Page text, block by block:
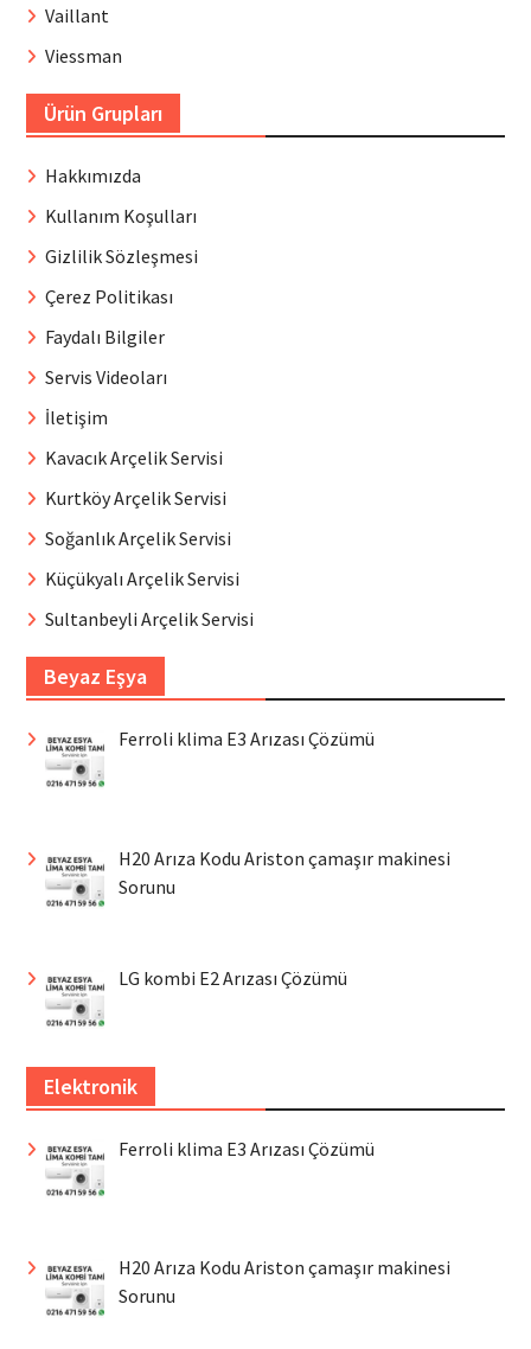
Vaillant
Viessman
Ürün Grupları
Hakkımızda
Kullanım Koşulları
Gizlilik Sözleşmesi
Çerez Politikası
Faydalı Bilgiler
Servis Videoları
İletişim
Kavacık Arçelik Servisi
Kurtköy Arçelik Servisi
Soğanlık Arçelik Servisi
Küçükyalı Arçelik Servisi
Sultanbeyli Arçelik Servisi
Beyaz Eşya
Ferroli klima E3 Arızası Çözümü
H20 Arıza Kodu Ariston çamaşır makinesi
Sorunu
LG kombi E2 Arızası Çözümü
Elektronik
Ferroli klima E3 Arızası Çözümü
H20 Arıza Kodu Ariston çamaşır makinesi
Sorunu